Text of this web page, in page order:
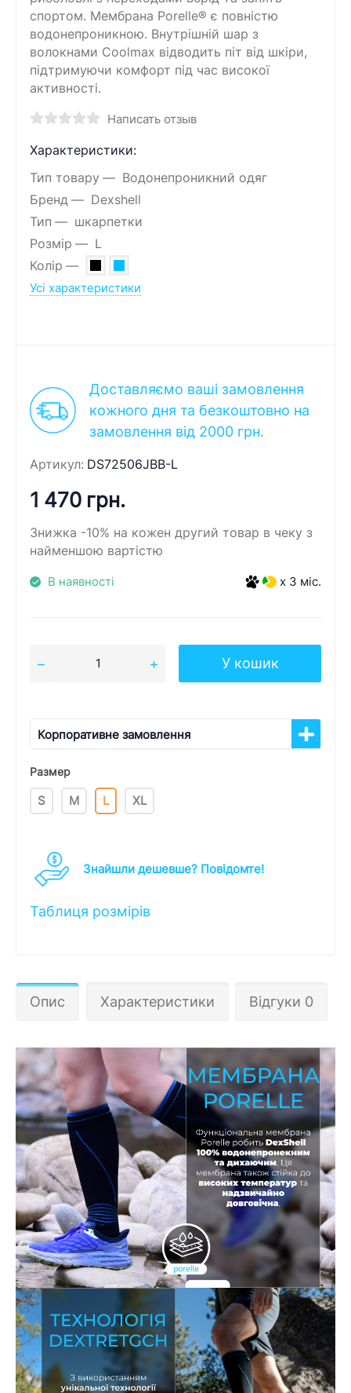
спортом. Мембрана Porelle® є повністю
водонепроникною. Внутрішній шар з
волокнами Coolmax відводить піт від шкіри,
підтримуючи комфорт під час високої
активності.
Написать отзыв
Характеристики:
Тип товару
Водонепроникний одяг
Бренд
Dexshell
Тип
шкарпетки
Розмір
L
Колір
Усі характеристики
Доставляємо ваші замовлення
кожного дня та безкоштовно на
замовлення від 2000 грн.
Артикул: DS72506JBB-L
1 470 грн.
Знижка -10% на кожен другий товар в чеку з
найменшою вартістю
В наявності x 3 міс.
У кошик
Корпоративне замовлення
Размер
S M L XL
Знайшли дешевше? Повідомте!
Таблиця розмірів
Опис Характеристики Відгуки 0